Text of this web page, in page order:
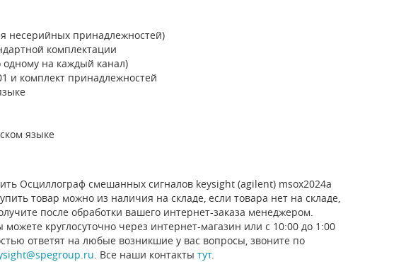
несерийных принадлежностей)
комплектации
на каждый канал)
и комплект принадлежностей
языке
Осциллограф смешанных сигналов keysight (agilent) msox2024a
товар можно из наличия на складе, если товара нет на складе,
после обработки вашего интернет-заказа менеджером.
круглосуточно через интернет-магазин или с 10:00 до 1:00
ответят на любые возникшие у вас вопросы, звоните по
. Все наши контакты тут.